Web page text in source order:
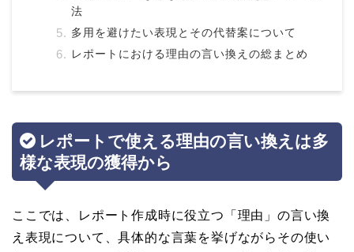
法
多用を避けたい表現とその代替案について
レポートにおける理由の言い換えの総まとめ
レポートで使える理由の言い換えは多
様な表現の獲得から
ここでは、レポート作成時に役立つ「理由」の言い換
え表現について、具体的な言葉を挙げながらその使い